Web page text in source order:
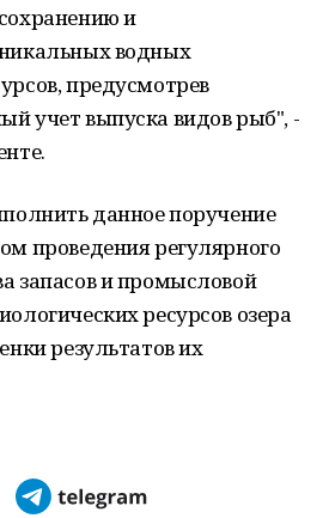
и
водных
предусмотрев
учет выпуска видов рыб", -
данное поручение
проведения регулярного
запасов и промысловой
ресурсов озера
результатов их